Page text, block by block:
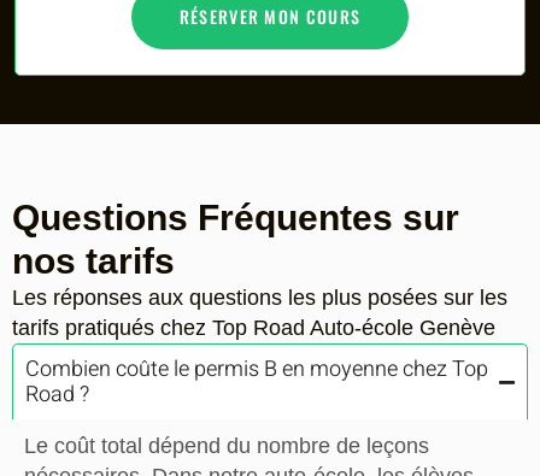
RÉSERVER MON COURS
Questions Fréquentes sur
nos tarifs
Les réponses aux questions les plus posées sur les
tarifs pratiqués chez Top Road Auto-école Genève
Combien coûte le permis B en moyenne chez Top
Road ?
Le coût total dépend du nombre de leçons